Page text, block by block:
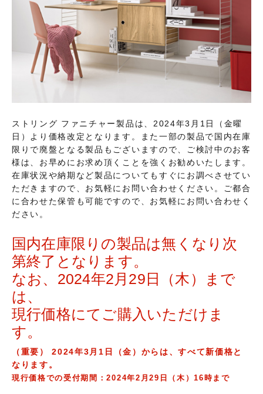
ストリング ファニチャー製品は、2024年3月1日（金曜
日）より価格改定となります。また一部の製品で国内在庫
限りで廃盤となる製品もございますので、ご検討中のお客
様は、お早めにお求め頂くことを強くお勧めいたします。
在庫状況や納期など製品についてもすぐにお調べさせてい
ただきますので、お気軽にお問い合わせください。ご都合
に合わせた保管も可能ですので、お気軽にお問い合わせく
ださい。
国内在庫限りの製品は無くなり次
第終了となります。
なお、2024年2月29日（木）まで
は、
現行価格にてご購入いただけま
す。
（重要） 2024年3月1日（金）からは、すべて新価格と
なります。
現行価格での受付期間：2024年2月29日（木）16時まで